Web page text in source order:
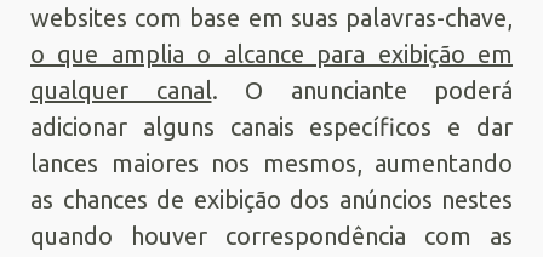
websites com base em suas palavras-chave,
o que amplia o alcance para exibição em
qualquer canal. O anunciante poderá
adicionar alguns canais específicos e dar
lances maiores nos mesmos, aumentando
as chances de exibição dos anúncios nestes
quando houver correspondência com as